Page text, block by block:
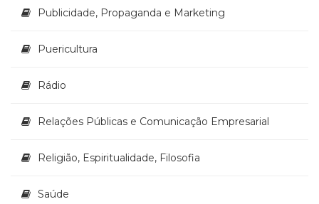
Publicidade, Propaganda e Marketing
Puericultura
Rádio
Relações Públicas e Comunicação Empresarial
Religião, Espiritualidade, Filosofia
Saúde